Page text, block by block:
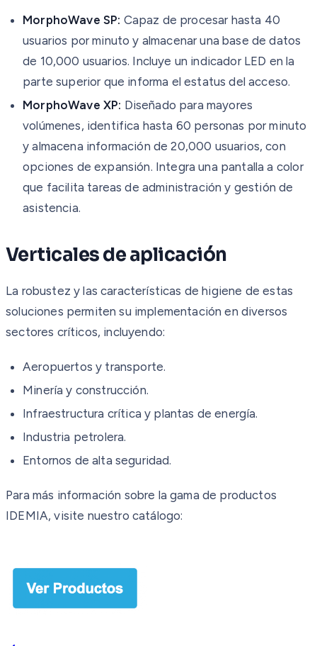
MorphoWave SP: Capaz de procesar hasta 40
usuarios por minuto y almacenar una base de datos
de 10,000 usuarios. Incluye un indicador LED en la
parte superior que informa el estatus del acceso.
MorphoWave XP: Diseñado para mayores
volúmenes, identifica hasta 60 personas por minuto
y almacena información de 20,000 usuarios, con
opciones de expansión. Integra una pantalla a color
que facilita tareas de administración y gestión de
asistencia.
Verticales de aplicación
La robustez y las características de higiene de estas
soluciones permiten su implementación en diversos
sectores críticos, incluyendo:
Aeropuertos y transporte.
Minería y construcción.
Infraestructura crítica y plantas de energía.
Industria petrolera.
Entornos de alta seguridad.
Para más información sobre la gama de productos
IDEMIA, visite nuestro catálogo: